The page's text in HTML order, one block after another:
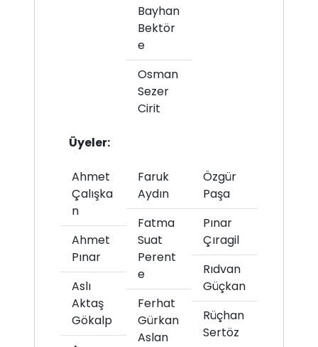
Bayhan
Bektör
e
Osman
Sezer
Cirit
Üyeler:
Ahmet
Çalışka
n
Ahmet
Pınar
Aslı
Aktaş
Gökalp
Faruk
Aydın
Fatma
Suat
Perent
e
Ferhat
Gürkan
Aslan
Özgür
Paşa
Pınar
Çıragil
Rıdvan
Güçkan
Rüçhan
Sertöz